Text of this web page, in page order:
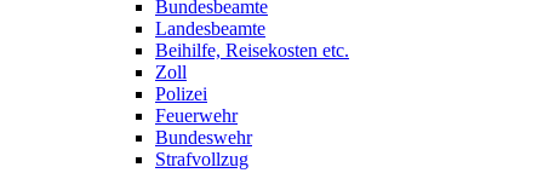
Bundesbeamte
Landesbeamte
Beihilfe, Reisekosten etc.
Zoll
Polizei
Feuerwehr
Bundeswehr
Strafvollzug